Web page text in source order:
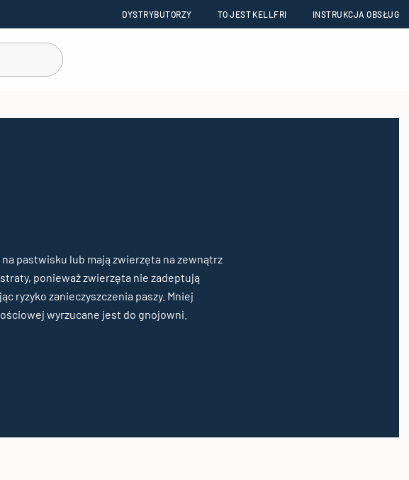
DYSTRYBUTORZY TO JEST KELLFRI INSTRUKCJA OBSŁUG
pastwisku lub mają zwierzęta na zewnątrz
ponieważ zwierzęta nie zadeptują
ryzyko zanieczyszczenia paszy. Mniej
wyrzucane jest do gnojowni.